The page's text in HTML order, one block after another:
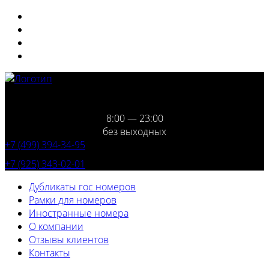
8:00 — 23:00
без выходных
+7 (499) 394-34-95
+7 (925) 343-02-01
Дубликаты гос номеров
Рамки для номеров
Иностранные номера
О компании
Отзывы клиентов
Контакты